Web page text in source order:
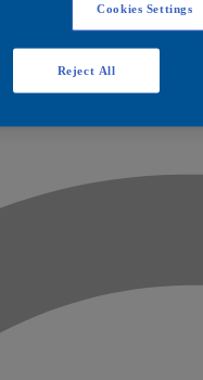
EspinalCookies Settings
Reject All